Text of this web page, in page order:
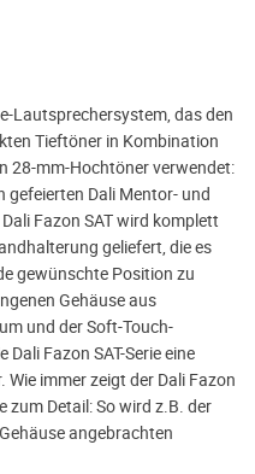
Lautsprechersystem, das den
Tieftöner in Kombination
28-mm-Hochtöner verwendet:
gefeierten Dali Mentor- und
Fazon SAT wird komplett
geliefert, die es
gewünschte Position zu
Gehäuse aus
und der Soft-Touch-
Fazon SAT-Serie eine
immer zeigt der Dali Fazon
zum Detail: So wird z.B. der
angebrachten